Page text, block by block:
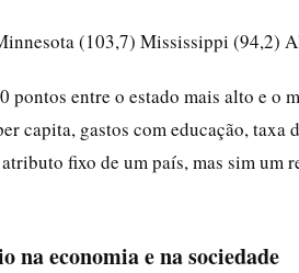
(103,7) Mississippi (94,2)
pontos entre o estado mais alto e o
capita, gastos com educação, taxa
fixo de um país, mas sim um
na economia e na sociedade